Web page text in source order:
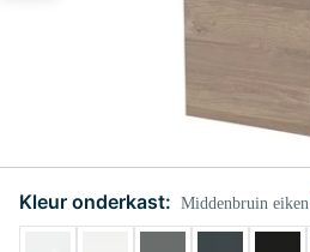
Kleur onderkast: Middenbruin eiken